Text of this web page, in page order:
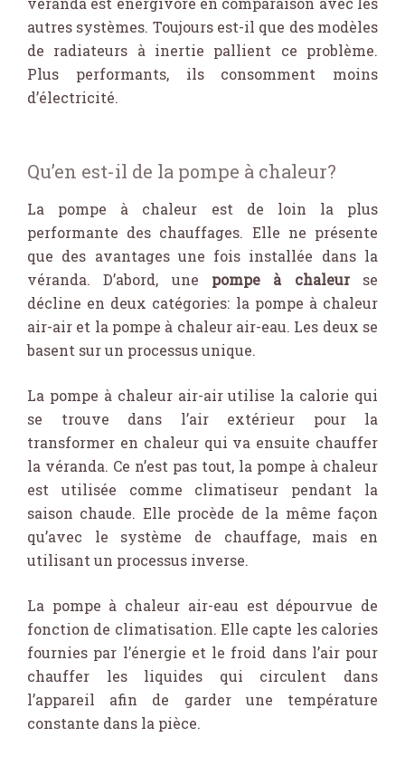
autres systèmes. Toujours est-il que des modèles
de radiateurs à inertie pallient ce problème.
Plus performants, ils consomment moins
d’électricité.
Qu’en est-il de la pompe à chaleur?
La pompe à chaleur est de loin la plus
performante des chauffages. Elle ne présente
que des avantages une fois installée dans la
véranda. D’abord, une pompe à chaleurse
décline en deux catégories: la pompe à chaleur
air-air et la pompe à chaleur air-eau. Les deux se
basent sur un processus unique.
La pompe à chaleur air-air utilise la calorie qui
se trouve dans l’air extérieur pour la
transformer en chaleur qui va ensuite chauffer
la véranda. Ce n’est pas tout, la pompe à chaleur
est utilisée comme climatiseur pendant la
saison chaude. Elle procède de la même façon
qu’avec le système de chauffage, mais en
utilisant un processus inverse.
La pompe à chaleur air-eau est dépourvue de
fonction de climatisation. Elle capte les calories
fournies par l’énergie et le froid dans l’air pour
chauffer les liquides qui circulent dans
l’appareil afin de garder une température
constante dans la pièce.